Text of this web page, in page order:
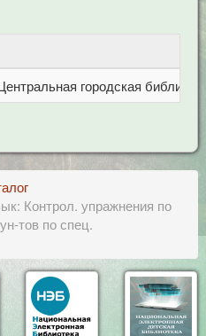
городская
Контрол. упражнения по
тов по спец.